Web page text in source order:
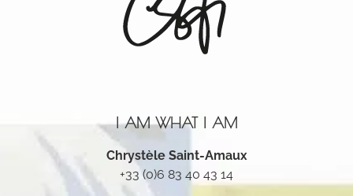
I AM WHAT I AM
Chrystèle Saint-Amaux
+33 (0)6 83 40 43 14